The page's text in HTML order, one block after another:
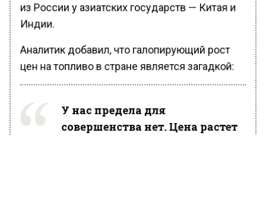
из России у азиатских государств — Китая и
Индии.
Аналитик добавил, что галопирующий рост
цен на топливо в стране является загадкой:
У нас предела для
совершенства нет. Цена растет